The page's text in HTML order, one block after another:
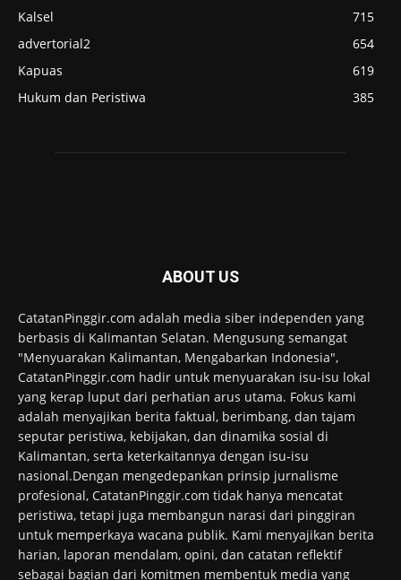
Kalsel
715
advertorial2
654
Kapuas
619
Hukum dan Peristiwa
385
ABOUT US
CatatanPinggir.com adalah media siber independen yang
berbasis di Kalimantan Selatan. Mengusung semangat
"Menyuarakan Kalimantan, Mengabarkan Indonesia",
CatatanPinggir.com hadir untuk menyuarakan isu-isu lokal
yang kerap luput dari perhatian arus utama. Fokus kami
adalah menyajikan berita faktual, berimbang, dan tajam
seputar peristiwa, kebijakan, dan dinamika sosial di
Kalimantan, serta keterkaitannya dengan isu-isu
nasional.Dengan mengedepankan prinsip jurnalisme
profesional, CatatanPinggir.com tidak hanya mencatat
peristiwa, tetapi juga membangun narasi dari pinggiran
untuk memperkaya wacana publik. Kami menyajikan berita
harian, laporan mendalam, opini, dan catatan reflektif
sebagai bagian dari komitmen membentuk media yang